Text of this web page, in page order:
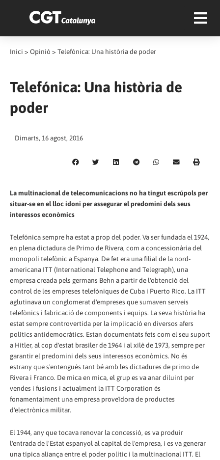
Inici > Opinió > Telefónica: Una història de poder
Telefónica: Una història de
poder
Dimarts, 16 agost, 2016
La multinacional de telecomunicacions no ha tingut escrúpols per
situar-se en el lloc idoni per assegurar el predomini dels seus
interessos econòmics
Telefónica sempre ha estat a prop del poder. Va ser fundada el 1924,
en plena dictadura de Primo de Rivera, com a concessionària del
monopoli telefònic a Espanya. De fet era una filial de la nord-
americana ITT (International Telephone and Telegraph), una
empresa creada pels germans Behn a partir de l'obtenció del
control de les empreses telefòniques de Cuba i Puerto Rico. La ITT
aglutinava un conglomerat d'empreses que sumaven serveis
telefònics i fabricació de components i equips. La seva història ha
estat sempre controvertida per la implicació en diversos afers
polítics antidemocràtics. Estan documentats fets com el seu suport
a Hitler, al cop d'estat brasiler de 1964 i al xilè de 1973, sempre per
garantir el predomini dels seus interessos econòmics. No és
estrany que s'entengués tant bé amb les dictadures de primo de
Rivera i Franco. De mica en mica, el grup es va anar diluint per
vendes i fusions i actualment la ITT Corporation és
fonamentalment una empresa proveïdora de productes
d'electrònica militar.
El 1944, any que tocava renovar la concessió, es va produir
l'entrada de l'Estat espanyol al capital de l'empresa, i es va generar
una típica aliança entre el poder polític i la multinacional ITT. El